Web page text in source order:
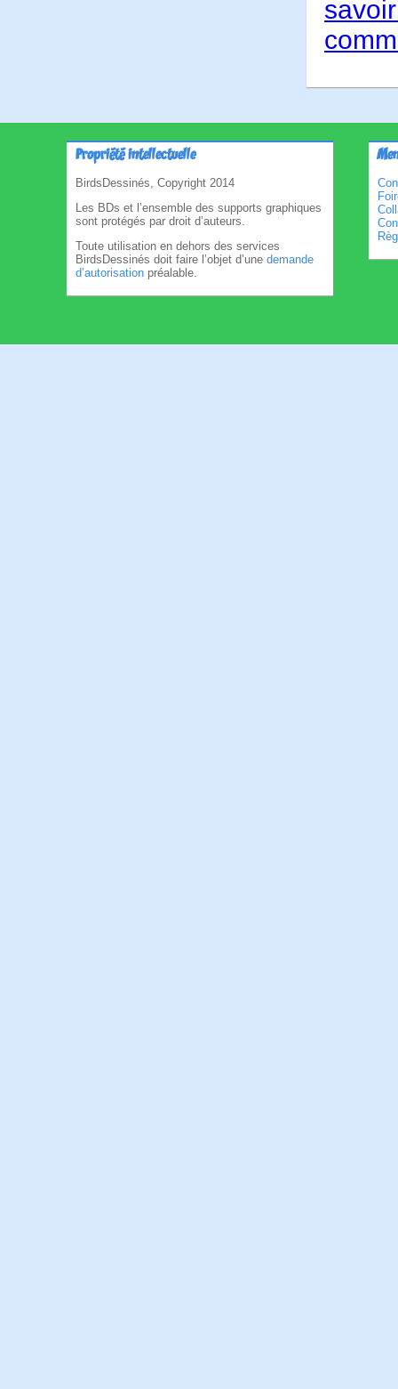
Propriété intellectuelle
BirdsDessinés, Copyright 2014
Les BDs et l’ensemble des supports graphiques
sont protégés par droit d’auteurs.
Toute utilisation en dehors des services
BirdsDessinés doit faire l’objet d’une demande
d’autorisation préalable.